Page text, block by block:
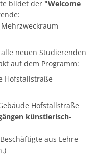
bildet der "Welcome
neuen Studierenden
auf dem Programm:
Hofstallstraße
Hofstallstraße
künstlerisch-
aus Lehre